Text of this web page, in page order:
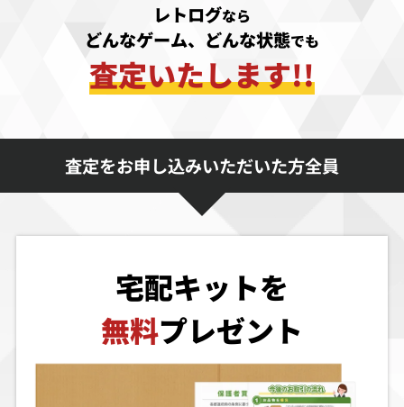
レトログなら
どんなゲーム、どんな状態でも
査定いたします!!
査定をお申し込みいただいた方全員
宅配キットを
無料プレゼント